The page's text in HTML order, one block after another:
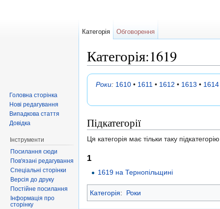
Категорія:1619
Роки: 1610 • 1611 • 1612 • 1613 • 1614
Підкатегорії
Ця категорія має тільки таку
1
1619 на Тернопільщині
Категорія: Роки
Категорія Обговорення
Головна сторінка
Нові редагування
Випадкова стаття
Довідка
Інструменти
Посилання сюди
Пов'язані редагування
Спеціальні сторінки
Версія до друку
Постійне посилання
Інформація про
сторінку